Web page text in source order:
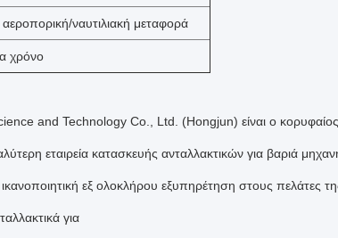
ναυτιλιακή μεταφορά
χρόνο
and Technology Co., Ltd. (Hongjun) είναι ο
εταιρεία κατασκευής ανταλλακτικών για βαριά
εξ ολοκλήρου εξυπηρέτηση στους πελάτες
για